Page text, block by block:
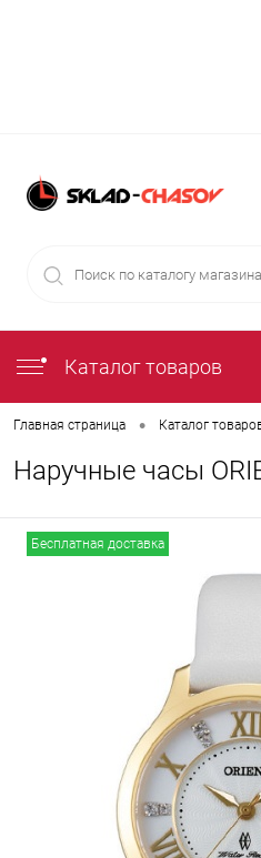
Каталог товаров
Главная страница • Каталог
Наручные часы
Бесплатная доставка